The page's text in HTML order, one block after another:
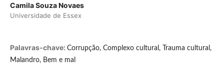
Camila Souza Novaes
Universidade de Essex
Palavras-chave: Corrupção, Complexo cultural, Trauma cultural,
Malandro, Bem e mal